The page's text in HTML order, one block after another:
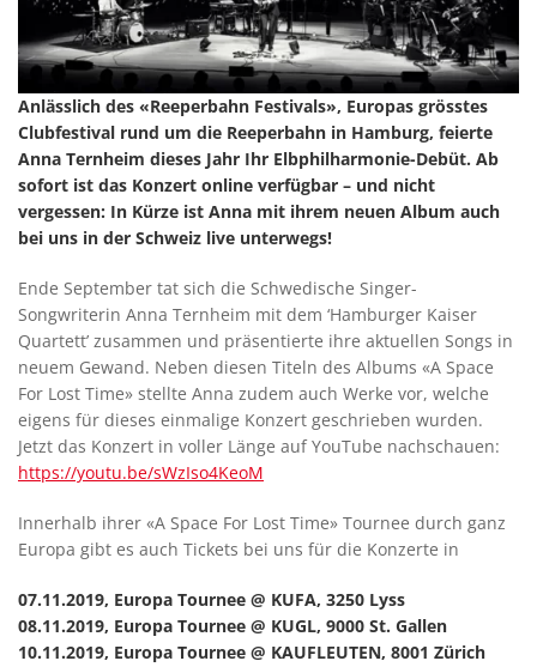
Anlässlich des «Reeperbahn Festivals», Europas grösstes
Clubfestival rund um die Reeperbahn in Hamburg, feierte
Anna Ternheim dieses Jahr Ihr Elbphilharmonie-Debüt. Ab
sofort ist das Konzert online verfügbar – und nicht
vergessen: In Kürze ist Anna mit ihrem neuen Album auch
bei uns in der Schweiz live unterwegs!
Ende September tat sich die Schwedische Singer-
Songwriterin Anna Ternheim mit dem ‘Hamburger Kaiser
Quartett’ zusammen und präsentierte ihre aktuellen Songs in
neuem Gewand. Neben diesen Titeln des Albums «A Space
For Lost Time» stellte Anna zudem auch Werke vor, welche
eigens für dieses einmalige Konzert geschrieben wurden.
Jetzt das Konzert in voller Länge auf YouTube nachschauen:
https://youtu.be/sWzIso4KeoM
Innerhalb ihrer «A Space For Lost Time» Tournee durch ganz
Europa gibt es auch Tickets bei uns für die Konzerte in
07.11.2019, Europa Tournee @ KUFA, 3250 Lyss
08.11.2019, Europa Tournee @ KUGL, 9000 St. Gallen
10.11.2019, Europa Tournee @ KAUFLEUTEN, 8001 Zürich